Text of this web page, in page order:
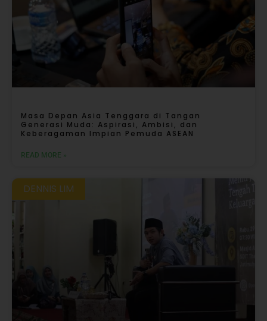
Masa Depan Asia Tenggara di Tangan
Generasi Muda: Aspirasi, Ambisi, dan
Keberagaman Impian Pemuda ASEAN
READ MORE »
DENNIS LIM